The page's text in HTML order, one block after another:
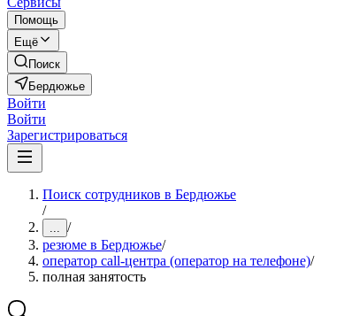
Помощь
Ещё
Поиск
Бердюжье
Войти
Войти
Зарегистрироваться
Поиск сотрудников в Бердюжье
/
... /
резюме в Бердюжье/
оператор call-центра (оператор на телефоне)/
полная занятость